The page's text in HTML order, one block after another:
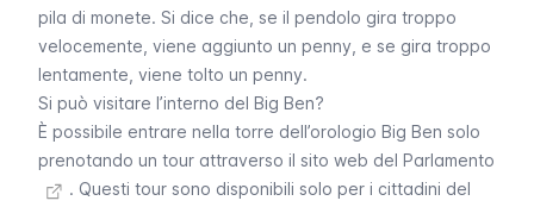
pila di monete. Si dice che, se il pendolo gira troppo
velocemente, viene aggiunto un penny, e se gira troppo
lentamente, viene tolto un penny.
Si può visitare l’interno del Big Ben?
È possibile entrare nella torre dell’orologio Big Ben solo
prenotando un tour attraverso il sito web del Parlamento
. Questi tour sono disponibili solo per i cittadini del